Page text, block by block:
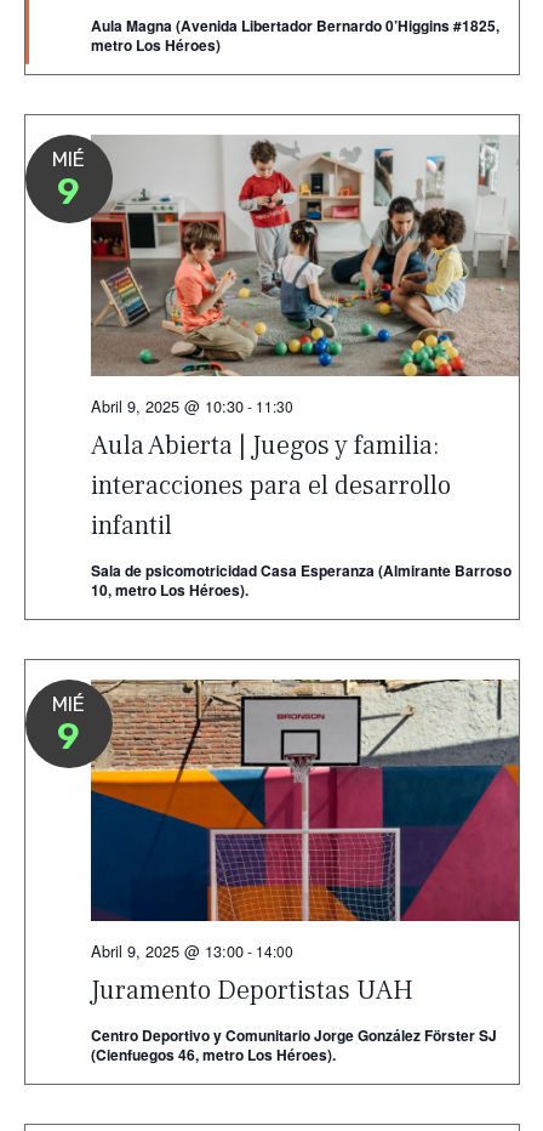
Aula Magna (Avenida Libertador Bernardo 0’Higgins #1825,
metro Los Héroes)
MIÉ
9
Aula Abierta | Juegos y familia:
interacciones para el desarrollo
infantil
Abril 9, 2025 @ 10:30- 11:30
Sala de psicomotricidad Casa Esperanza (Almirante Barroso
10, metro Los Héroes).
MIÉ
9
Juramento Deportistas UAH
Abril 9, 2025 @ 13:00- 14:00
Centro Deportivo y Comunitario Jorge González Förster SJ
(Cienfuegos 46, metro Los Héroes).